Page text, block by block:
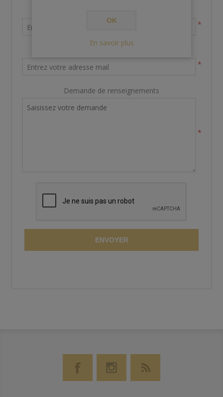
*
Votre adresse email
*
Demande de renseignements
*
ENVOYER
OK
En savoir plus